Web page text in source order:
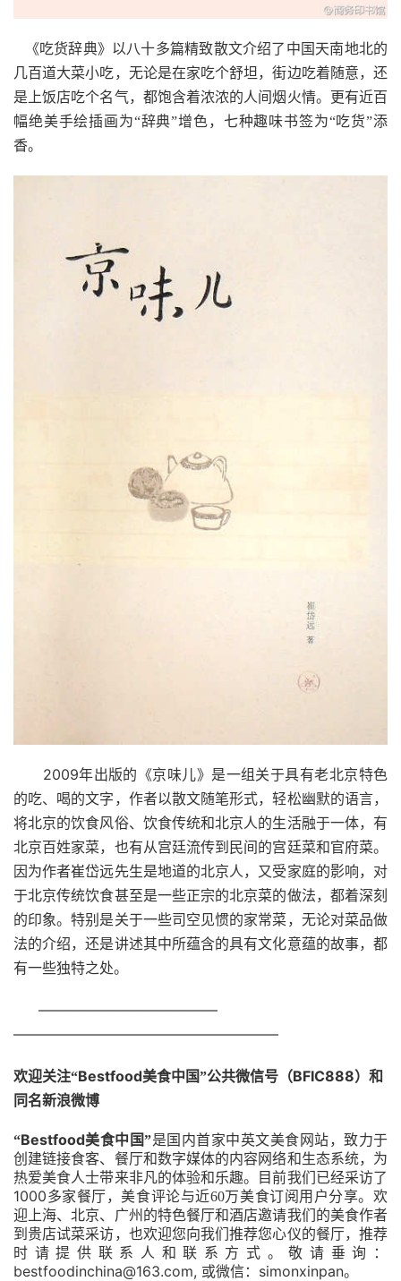
《吃货辞典》以八十多篇精致散文介绍了中国天南地北的
几百道大菜小吃，无论是在家吃个舒坦，街边吃着随意，还
是上饭店吃个名气，都饱含着浓浓的人间烟火情。更有近百
幅绝美手绘插画为“辞典”增色，七种趣味书签为“吃货”添
香。
2009年出版的《京味儿》是一组关于具有老北京特色
的吃、喝的文字，作者以散文随笔形式，轻松幽默的语言，
将北京的饮食风俗、饮食传统和北京人的生活融于一体，有
北京百姓家菜，也有从宫廷流传到民间的宫廷菜和官府菜。
因为作者崔岱远先生是地道的北京人，又受家庭的影响，对
于北京传统饮食甚至是一些正宗的北京菜的做法，都着深刻
的印象。特别是关于一些司空见惯的家常菜，无论对菜品做
法的介绍，还是讲述其中所蕴含的具有文化意蕴的故事，都
有一些独特之处。
————————————–
——————————————————–
欢迎关注“Bestfood美食中国”公共微信号（BFIC888）和
同名新浪微博
“Bestfood美食中国”是国内首家中英文美食网站，致力于
创建链接食客、餐厅和数字媒体的内容网络和生态系统，为
热爱美食人士带来非凡的体验和乐趣。目前我们已经采访了
1000多家餐厅，美食评论与近60万美食订阅用户分享。欢
迎上海、北京、广州的特色餐厅和酒店邀请我们的美食作者
到贵店试菜采访，也欢迎您向我们推荐您心仪的餐厅，推荐
时请提供联系人和联系方式。敬请垂询：
bestfoodinchina@163.com, 或微信： simonxinpan。